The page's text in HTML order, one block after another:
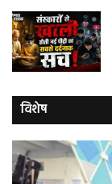
विशेष